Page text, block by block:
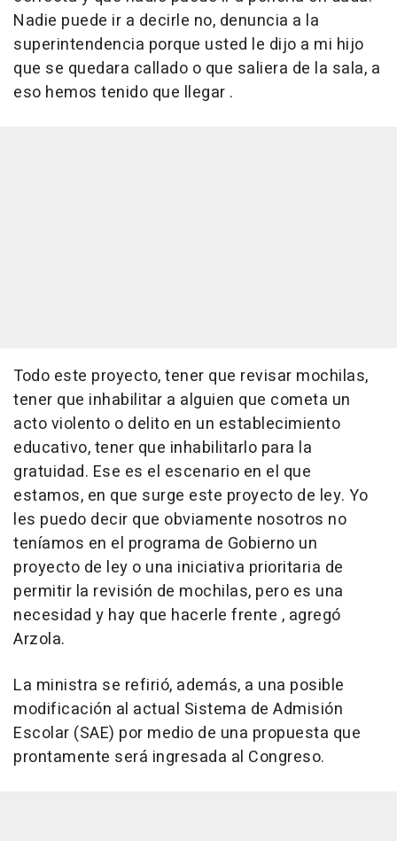
Nadie puede ir a decirle no, denuncia a la
superintendencia porque usted le dijo a mi hijo
que se quedara callado o que saliera de la sala, a
eso hemos tenido que llegar .
Todo este proyecto, tener que revisar mochilas,
tener que inhabilitar a alguien que cometa un
acto violento o delito en un establecimiento
educativo, tener que inhabilitarlo para la
gratuidad. Ese es el escenario en el que
estamos, en que surge este proyecto de ley. Yo
les puedo decir que obviamente nosotros no
teníamos en el programa de Gobierno un
proyecto de ley o una iniciativa prioritaria de
permitir la revisión de mochilas, pero es una
necesidad y hay que hacerle frente , agregó
Arzola.
La ministra se refirió, además, a una posible
modificación al actual Sistema de Admisión
Escolar (SAE) por medio de una propuesta que
prontamente será ingresada al Congreso.